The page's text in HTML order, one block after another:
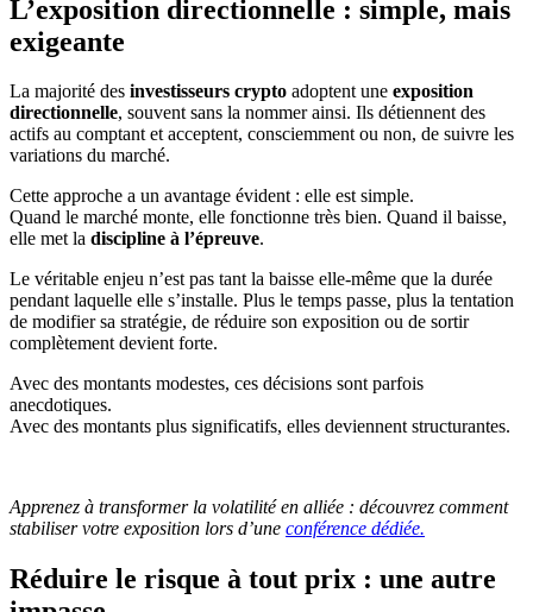
L’exposition directionnelle : simple, mais
exigeante
La majorité des investisseurs crypto adoptent une exposition
directionnelle, souvent sans la nommer ainsi. Ils détiennent des
actifs au comptant et acceptent, consciemment ou non, de suivre les
variations du marché.
Cette approche a un avantage évident : elle est simple.
Quand le marché monte, elle fonctionne très bien. Quand il baisse,
elle met la discipline à l’épreuve.
Le véritable enjeu n’est pas tant la baisse elle-même que la durée
pendant laquelle elle s’installe. Plus le temps passe, plus la tentation
de modifier sa stratégie, de réduire son exposition ou de sortir
complètement devient forte.
Avec des montants modestes, ces décisions sont parfois
anecdotiques.
Avec des montants plus significatifs, elles deviennent structurantes.
Apprenez à transformer la volatilité en alliée : découvrez comment
stabiliser votre exposition lors d’une conférence dédiée.
Réduire le risque à tout prix : une autre